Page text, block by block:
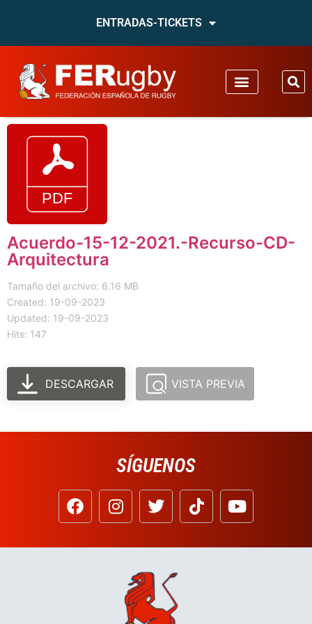
ENTRADAS-TICKETS
Acuerdo-15-12-2021.-Recurso-CD-
Arquitectura
Tamaño del archivo: 6.16 MB
Created: 19-09-2023
Updated: 19-09-2023
Hits: 147
DESCARGAR VISTA PREVIA
SÍGUENOS